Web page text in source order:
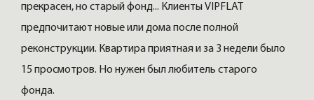
прекрасен, но старый фонд... Клиенты VIPFLAT
предпочитают новые или дома после полной
реконструкции. Квартира приятная и за 3 недели было
15 просмотров. Но нужен был любитель старого
фонда.